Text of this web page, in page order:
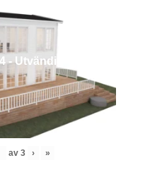
- Utvändig vy 2
av 3 › »